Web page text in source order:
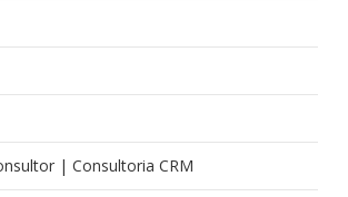
| Consultoria CRM